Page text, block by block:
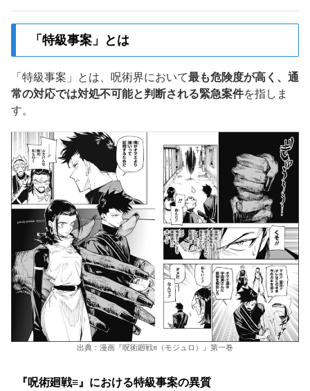
「特級事案」とは
「特級事案」とは、呪術界において最も危険度が高く、通
常の対応では対処不可能と判断される緊急案件を指しま
す。
出典：漫画『呪術廻戦≡（モジュロ）』第一巻
『呪術廻戦≡』における特級事案の異質